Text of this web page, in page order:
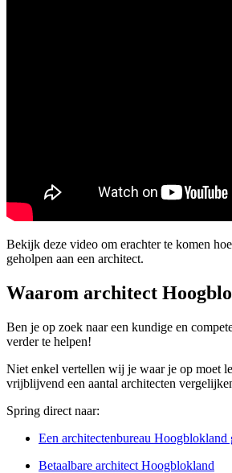
Bekijk deze video om erachter te komen
geholpen aan een architect.
Waarom architect
Ben je op zoek naar een kundige en
verder te helpen!
Niet enkel vertellen wij je waar je op moet
vrijblijvend een aantal architecten
Spring direct naar:
Een architectenbureau Hoogblokland
Betaalbare architect Hoogblokland